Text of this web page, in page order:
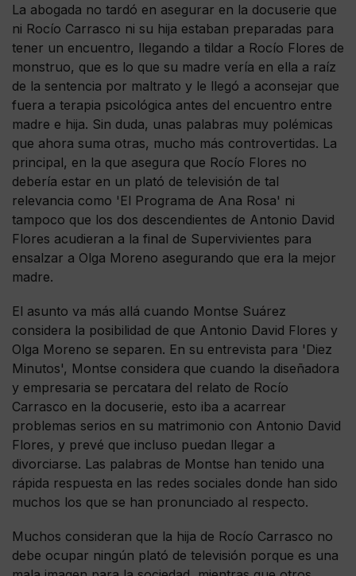
La abogada no tardó en asegurar en la docuserie que
ni Rocío Carrasco ni su hija estaban preparadas para
tener un encuentro, llegando a tildar a Rocío Flores de
monstruo, que es lo que su madre vería en ella a raíz
de la sentencia por maltrato y le llegó a aconsejar que
fuera a terapia psicológica antes del encuentro entre
madre e hija. Sin duda, unas palabras muy polémicas
que ahora suma otras, mucho más controvertidas. La
principal, en la que asegura que Rocío Flores no
debería estar en un plató de televisión de tal
relevancia como 'El Programa de Ana Rosa' ni
tampoco que los dos descendientes de Antonio David
Flores acudieran a la final de Supervivientes para
ensalzar a Olga Moreno asegurando que era la mejor
madre.
El asunto va más allá cuando Montse Suárez
considera la posibilidad de que Antonio David Flores y
Olga Moreno se separen. En su entrevista para 'Diez
Minutos', Montse considera que cuando la diseñadora
y empresaria se percatara del relato de Rocío
Carrasco en la docuserie, esto iba a acarrear
problemas serios en su matrimonio con Antonio David
Flores, y prevé que incluso puedan llegar a
divorciarse. Las palabras de Montse han tenido una
rápida respuesta en las redes sociales donde han sido
muchos los que se han pronunciado al respecto.
Muchos consideran que la hija de Rocío Carrasco no
debe ocupar ningún plató de televisión porque es una